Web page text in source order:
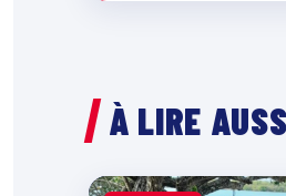
À LIRE